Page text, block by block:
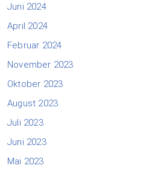
Juni 2024
April 2024
Februar 2024
November 2023
Oktober 2023
August 2023
Juli 2023
Juni 2023
Mai 2023